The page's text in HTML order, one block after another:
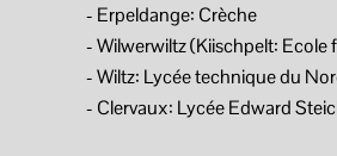
- Erpeldange: Crèche
- Wilwerwiltz (Kiischpelt: Ecole
- Wiltz: Lycée technique du
- Clervaux: Lycée Edward